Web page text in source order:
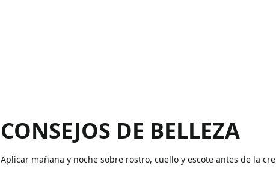
CONSEJOS DE BELLEZA
Aplicar mañana y noche sobre rostro, cuello y escote antes de la